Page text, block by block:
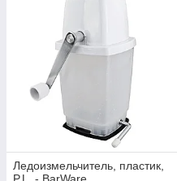
Ледоизмельчитель, пластик,